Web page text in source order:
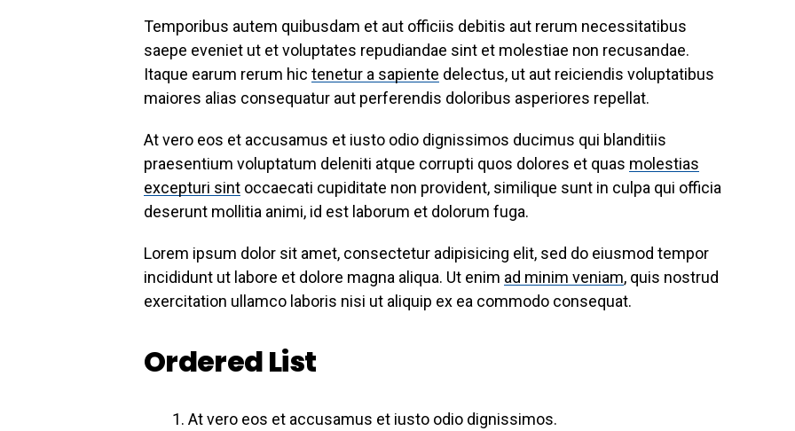
Temporibus autem quibusdam et aut officiis debitis aut rerum necessitatibus
saepe eveniet ut et voluptates repudiandae sint et molestiae non recusandae.
Itaque earum rerum hic tenetur a sapiente delectus, ut aut reiciendis voluptatibus
maiores alias consequatur aut perferendis doloribus asperiores repellat.
At vero eos et accusamus et iusto odio dignissimos ducimus qui blanditiis
praesentium voluptatum deleniti atque corrupti quos dolores et quas molestias
excepturi sint occaecati cupiditate non provident, similique sunt in culpa qui officia
deserunt mollitia animi, id est laborum et dolorum fuga.
Lorem ipsum dolor sit amet, consectetur adipisicing elit, sed do eiusmod tempor
incididunt ut labore et dolore magna aliqua. Ut enim ad minim veniam, quis nostrud
exercitation ullamco laboris nisi ut aliquip ex ea commodo consequat.
Ordered List
At vero eos et accusamus et iusto odio dignissimos.